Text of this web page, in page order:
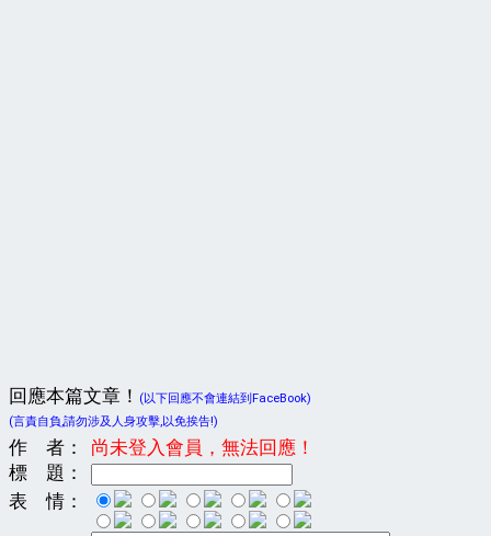
回應本篇文章！
(以下回應不會連結到FaceBook)
(言責自負,請勿涉及人身攻擊,以免挨告!)
作 者：
尚未登入會員，無法回應！
標 題：
表 情：